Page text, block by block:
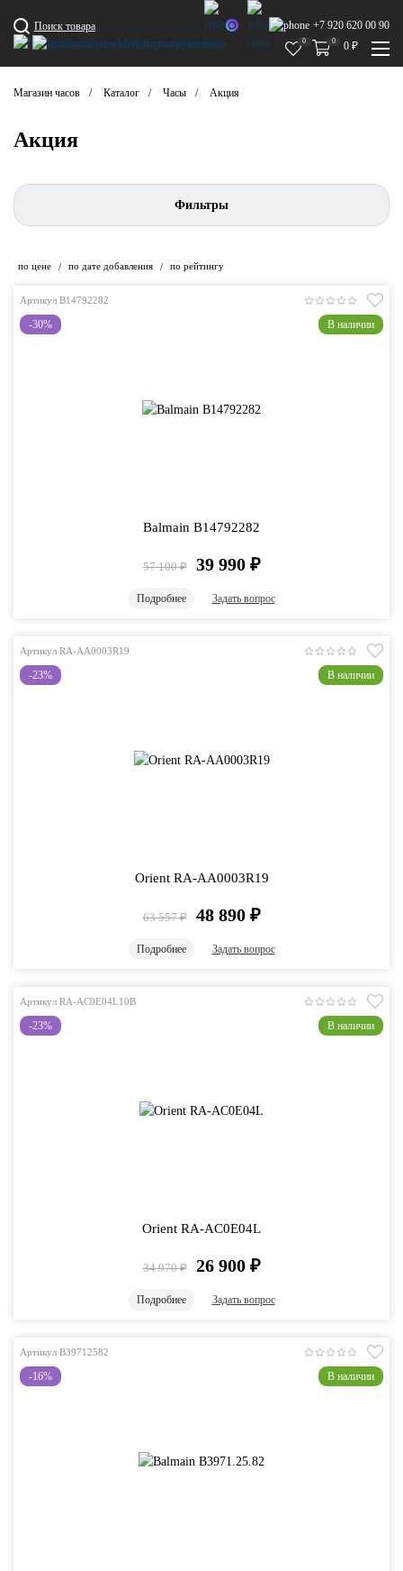
Поиск товара +7 920 620 00 90
0 0 0 ₽
Магазин часов Каталог Часы Акция
Акция
Фильтры
по цене / по дате добавления / по рейтингу
Артикул B14792282
-30% В наличии
Balmain B14792282
57 100 ₽ 39 990 ₽
Подробнее Задать вопрос
Артикул RA-AA0003R19
-23% В наличии
Orient RA-AA0003R19
63 557 ₽ 48 890 ₽
Подробнее Задать вопрос
Артикул RA-AC0E04L10B
-23% В наличии
Orient RA-AC0E04L
34 970 ₽ 26 900 ₽
Подробнее Задать вопрос
Артикул B39712582
-16% В наличии